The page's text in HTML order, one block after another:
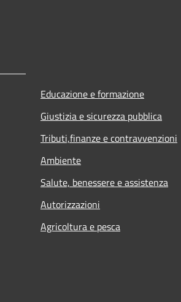
Educazione e formazione
Giustizia e sicurezza pubblica
Tributi,finanze e contravvenzioni
Ambiente
Salute, benessere e assistenza
Autorizzazioni
Agricoltura e pesca